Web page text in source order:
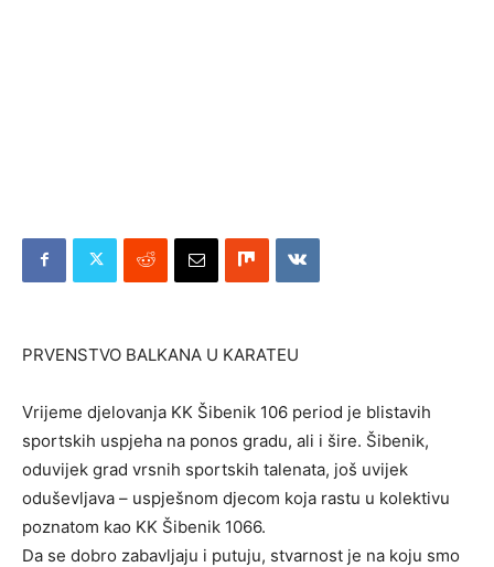
PRVENSTVO BALKANA U KARATEU
Vrijeme djelovanja KK Šibenik 106 period je blistavih
sportskih uspjeha na ponos gradu, ali i šire. Šibenik,
oduvijek grad vrsnih sportskih talenata, još uvijek
oduševljava – uspješnom djecom koja rastu u kolektivu
poznatom kao KK Šibenik 1066.
Da se dobro zabavljaju i putuju, stvarnost je na koju smo